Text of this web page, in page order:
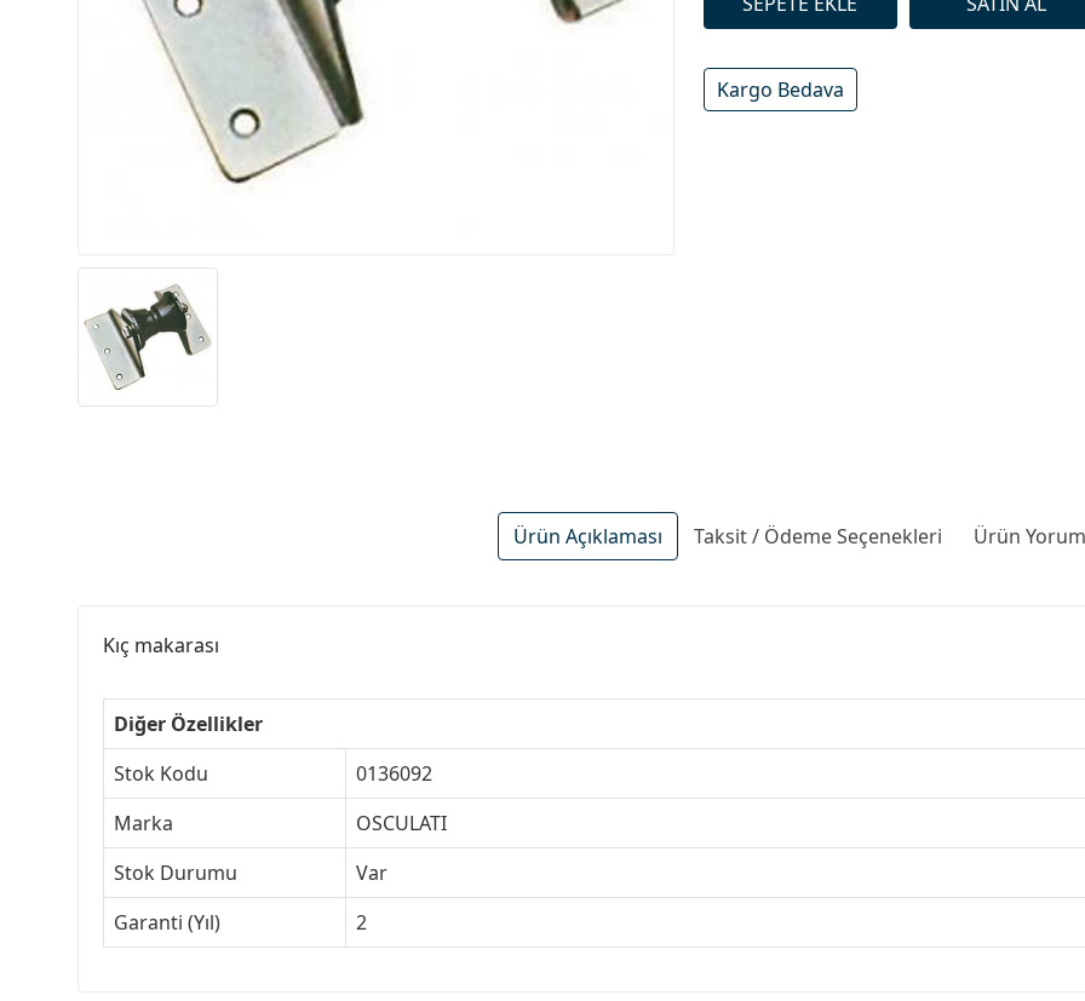
Kargo Bedava
Ürün Açıklaması Taksit / Ödeme Seçenekleri Ürün
Kıç makarası
Diğer Özellikler
Stok Kodu
0136092
Marka
OSCULATI
Stok Durumu
Var
Garanti (Yıl)
2